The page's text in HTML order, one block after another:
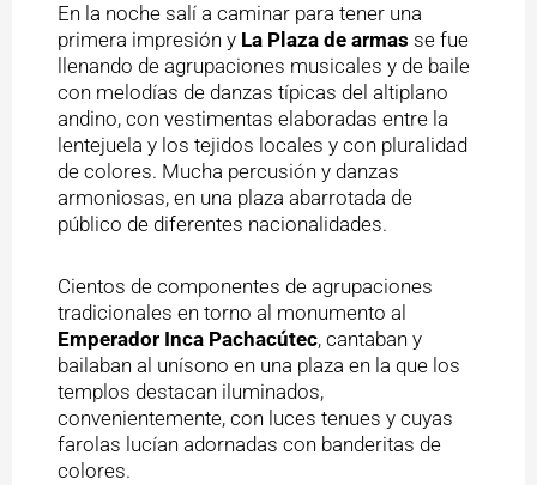
En la noche salí a caminar para tener una
primera impresión y La Plaza de armas se fue
llenando de agrupaciones musicales y de baile
con melodías de danzas típicas del altiplano
andino, con vestimentas elaboradas entre la
lentejuela y los tejidos locales y con pluralidad
de colores. Mucha percusión y danzas
armoniosas, en una plaza abarrotada de
público de diferentes nacionalidades.
Cientos de componentes de agrupaciones
tradicionales en torno al monumento al
Emperador Inca Pachacútec, cantaban y
bailaban al unísono en una plaza en la que los
templos destacan iluminados,
convenientemente, con luces tenues y cuyas
farolas lucían adornadas con banderitas de
colores.